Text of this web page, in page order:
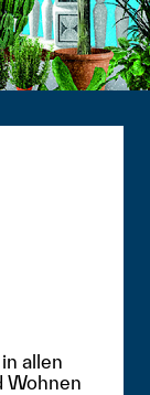
allen
Wohnen